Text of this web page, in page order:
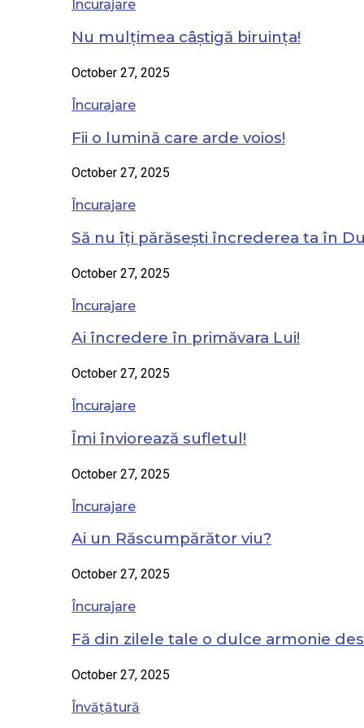
Încurajare
Nu mulțimea câștigă biruința!
October 27, 2025
Încurajare
Fii o lumină care arde voios!
October 27, 2025
Încurajare
Să nu îți părăsești încrederea ta în
October 27, 2025
Încurajare
Ai încredere în primăvara Lui!
October 27, 2025
Încurajare
Îmi înviorează sufletul!
October 27, 2025
Încurajare
Ai un Răscumpărător viu?
October 27, 2025
Încurajare
Fă din zilele tale o dulce armonie
October 27, 2025
Învățătură